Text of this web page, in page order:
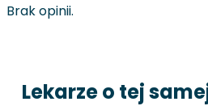
Brak opinii.
Lekarze o tej